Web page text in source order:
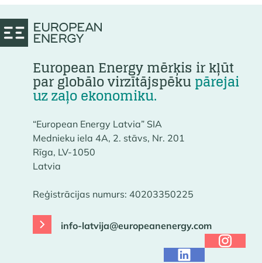
European Energy mērķis ir kļūt
par globālo virzītājspēkupārejai
uz zaļo ekonomiku.
“European Energy Latvia” SIA
Mednieku iela 4A, 2. stāvs, Nr. 201
Rīga, LV-1050
Latvia
Reģistrācijas numurs: 40203350225
info-latvija@europeanenergy.com